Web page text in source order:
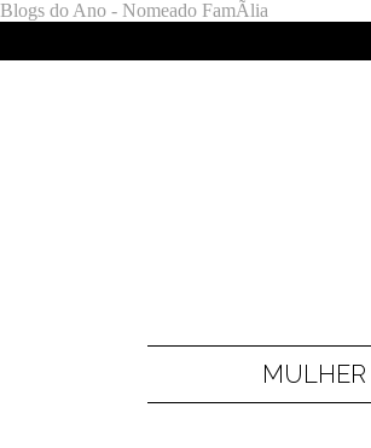
Blogs do Ano - Nomeado FamÃ­lia
MULHER